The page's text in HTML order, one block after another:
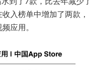
入榜单中增加了两款，
应用。